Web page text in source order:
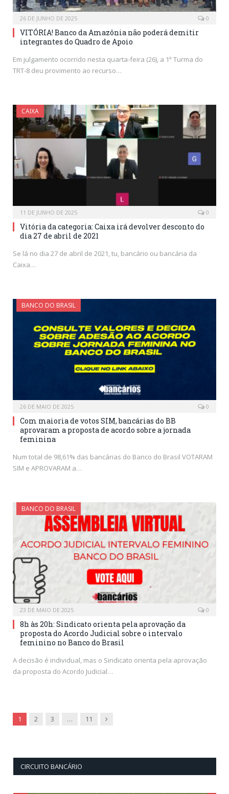
26 DE JUNHO DE 2025 0
VITÓRIA! Banco da Amazônia não poderá demitir
integrantes do Quadro de Apoio
Em julgamento ocorrido nesta quarta-feira (26), a 1ª Turma do
TRT-8 deu provimento ao recurso…
CAIXA
11 DE JUNHO DE 2025 0
Vitória da categoria: Caixa irá devolver desconto do
dia 27 de abril de 2021
Se lá no dia 27 de abril de 2021, tu, bancário ou bancária da
Caixa…
BANCO DO BRASIL
26 DE MAIO DE 2025 0
Com maioria de votos SIM, bancárias do BB
aprovaram a proposta de acordo sobre a jornada
feminina
Num total de 98,61% das bancárias do Banco do Brasil VOTARAM
SIM e APROVARAM a…
BANCO DO BRASIL
23 DE MAIO DE 2025 0
8h às 20h: Sindicato orienta pela aprovação da
proposta do Acordo Judicial sobre o intervalo
feminino no Banco do Brasil
A decisão é individual, mas o Sindicato orienta pela aprovação
da proposta do Acordo Judicial…
1 2 3 … 11 Next
CIRCUITO BANCÁRIO